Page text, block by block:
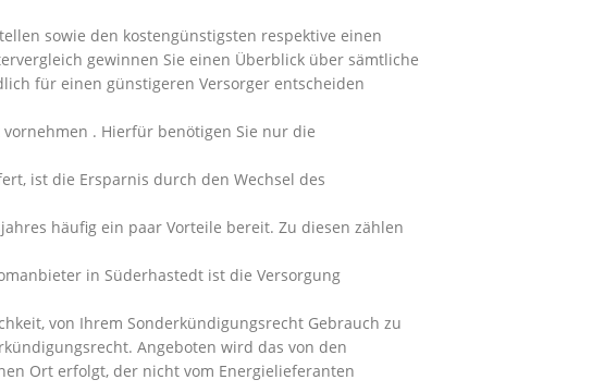
sowie den kostengünstigsten respektive einen
gewinnen Sie einen Überblick über sämtliche
für einen günstigeren Versorger entscheiden
. Hierfür benötigen Sie nur die
ist die Ersparnis durch den Wechsel des
häufig ein paar Vorteile bereit. Zu diesen zählen
in Süderhastedt ist die Versorgung
von Ihrem Sonderkündigungsrecht Gebrauch zu
Angeboten wird das von den
Ort erfolgt, der nicht vom Energielieferanten